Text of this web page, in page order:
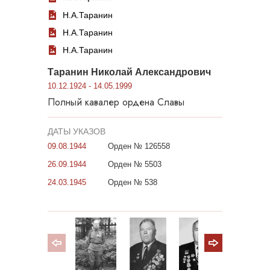
Н.А.Таранин
Н.А.Таранин
Н.А.Таранин
Таранин Николай Александрович
10.12.1924 - 14.05.1999
Полный кавалер ордена Славы
ДАТЫ УКАЗОВ
09.08.1944
Орден № 126558
26.09.1944
Орден № 5503
24.03.1945
Орден № 538